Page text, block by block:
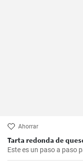
Ahorrar
Tarta redonda de
Este es un paso a paso